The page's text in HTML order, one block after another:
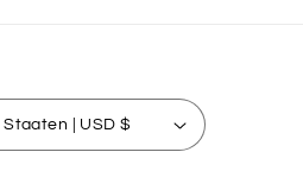
Vereinigte Staaten | USD $